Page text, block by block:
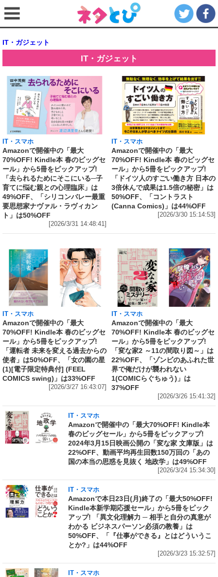
IT・ガジェット
IT・ガジェット
IT・スマホ
Amazonで開催中の「最大
70%OFF! Kindle本 春のビッグセ
ール」から5冊をピックアップ!
「去られるためにそこにいる─子
育てに悩む親との心理臨床」は
49%OFF、「シリコンバレー最重
要思想家ナヴァル・ラヴィカン
ト」は50%OFF
[2026/3/31 14:48:41]
IT・スマホ
Amazonで開催中の「最大
70%OFF! Kindle本 春のビッグセ
ール」から5冊をピックアップ!
「ドイツ人のすごい働き方 日本の
3倍休んで成果は1.5倍の秘密」は
50%OFF、「コントラスト
(Canna Comics)」は44%OFF
[2026/3/30 15:14:53]
IT・スマホ
Amazonで開催中の「最大
70%OFF! Kindle本 春のビッグセ
ール」から5冊をピックアップ!
「運転者 未来を変える過去からの
使者」は50%OFF、「女の園の星
(1)[電子限定特典付] (FEEL
COMICS swing)」は33%OFF
[2026/3/27 16:43:07]
IT・スマホ
Amazonで開催中の「最大
70%OFF! Kindle本 春のビッグセ
ール」から5冊をピックアップ!
「変な家2 ～11の間取り図～」は
22%OFF、「ゾンビのあふれた世
界で俺だけが襲われない
1(COMICらぐちゅう)」は
37%OFF
[2026/3/26 15:41:32]
IT・スマホ
Amazonで開催中の「最大70%OFF! Kindle本
春のビッグセール」から5冊をピックアップ!
2024年3月15日映画公開の「変な家 文庫版」は
22%OFF、動画平均再生回数150万回の「あの
国の本当の思惑を見抜く 地政学」は49%OFF
[2026/3/24 15:34:30]
IT・スマホ
Amazonで本日23日(月)終了の「最大50%OFF!
Kindle本新学期応援セール」から5冊をピック
アップ! 「異文化理解力 ─ 相手と自分の真意が
わかる ビジネスパーソン必須の教養」は
50%OFF、「『仕事ができる』とはどういうこ
とか?」は44%OFF
[2026/3/23 15:32:57]
IT・スマホ